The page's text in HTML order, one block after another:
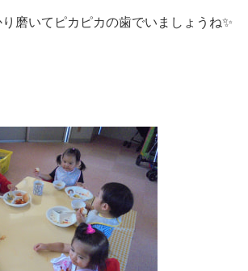
磨いてピカピカの歯でいましょうね✨